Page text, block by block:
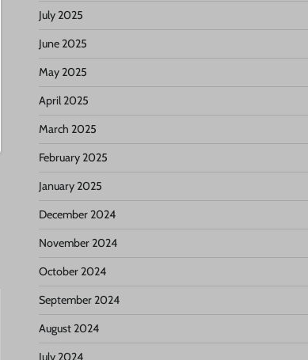
July 2025
June 2025
May 2025
April 2025
March 2025
February 2025
January 2025
December 2024
November 2024
October 2024
September 2024
August 2024
July 2024